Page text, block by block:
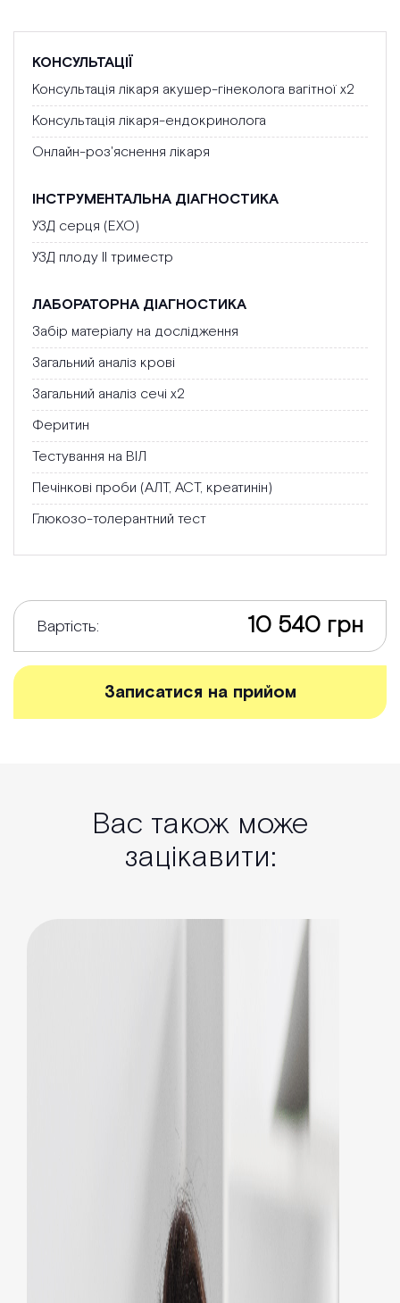
КОНСУЛЬТАЦІЇ
Консультація лікаря акушер-гінеколога вагітної х2
Консультація лікаря-ендокринолога
Онлайн-роз'яснення лікаря
ІНСТРУМЕНТАЛЬНА ДІАГНОСТИКА
УЗД серця (ЕХО)
УЗД плоду ІІ триместр
ЛАБОРАТОРНА ДІАГНОСТИКА
Забір матеріалу на дослідження
Загальний аналіз крові
Загальний аналіз сечі х2
Феритин
Тестування на ВІЛ
Печінкові проби (АЛТ, АСТ, креатинін)
Глюкозо-толерантний тест
Вартість: 10 540 грн
Записатися на прийом
Вас також може
зацікавити: